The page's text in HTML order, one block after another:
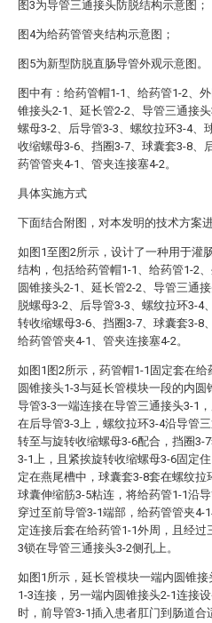
图3为导管三通接头防脱结构示意图；
图4为给药管管夹结构示意图；
图5为新型防脱直肠导管外观示意图。
图中有：给药管帽1-1、给药管1-2、
锥接头2-1、延长管2-2、导管三通接
螺母3-2、后导管3-3、螺纹拉环3-4、
收缩螺母3-6、挡圈3-7、球囊套3-8、
药管管夹4-1、管夹连接塞4-2。
具体实施方式
下面结合附图，对本发明的技术方案
如图1至图2所示，设计了一种用于灌
结构，包括给药管帽1-1、给药管1-2
圆锥接头2-1、延长管2-2、导管三通
脱螺母3-2、后导管3-3、螺纹拉环3-4
转收缩螺母3-6、挡圈3-7、球囊套3-8
给药管管夹4-1、管夹连接塞4-2。
如图1图2所示，药管帽1-1固定套在给
圆锥接头1-3与延长管模块一段的内圆
导管3-3一端连接在导管三通接头3-1
在后导管3-3上，螺纹拉环3-4沿导管
转至与旋转收缩螺母3-6配合，挡圈3-
3-1上，且紧挨旋转收缩螺母3-6固定
定在燕尾槽中，球囊套3-8套在螺纹拉
球囊伸缩筋3-5粘连，将给药管1-1沿
穿过至前导管3-1端部，给药管管夹4-
定连接后套在给药管1-1外周，且经过
3锁在导管三通接头3-2侧孔上。
如图1所示，延长管模块一端内圆锥
1-3连接，另一端内圆锥接头2-1连接
时，前导管3-1插入患者肛门到肠道合